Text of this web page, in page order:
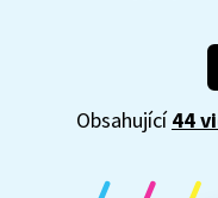
odehrávala nezávisle
Naopak, ukážeme
na vrtoších mocných,
kompromisech. A
posledních tisíc let
Obsahující44